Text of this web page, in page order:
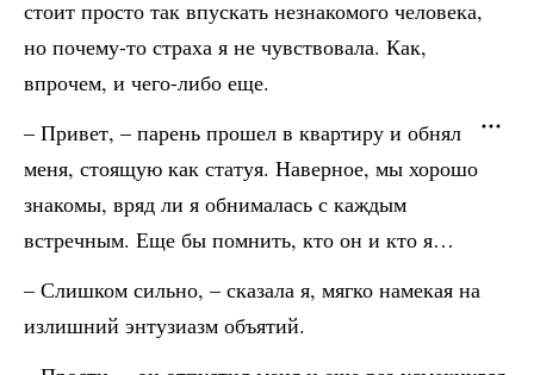
стоит просто так впускать незнакомого человека,
но почему-то страха я не чувствовала. Как,
впрочем, и чего-либо еще.
– Привет, – парень прошел в квартиру и обнял
меня, стоящую как статуя. Наверное, мы хорошо
знакомы, вряд ли я обнималась с каждым
встречным. Еще бы помнить, кто он и кто я…
– Слишком сильно, – сказала я, мягко намекая на
излишний энтузиазм объятий.